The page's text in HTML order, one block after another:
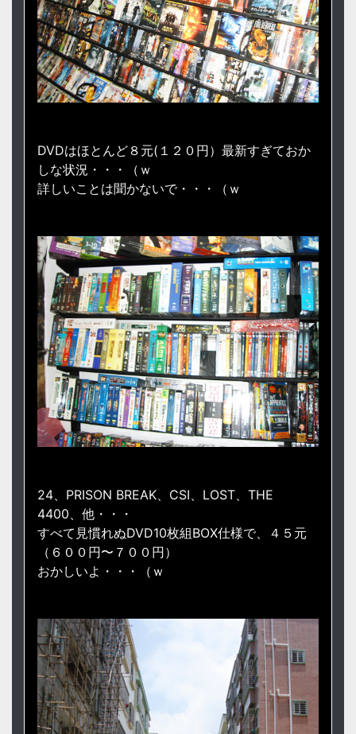
DVDはほとんど８元(１２０円）最新すぎておか
しな状況・・・（ｗ
詳しいことは聞かないで・・・（ｗ
24、PRISON BREAK、CSI、LOST、THE
4400、他・・・
すべて見慣れぬDVD10枚組BOX仕様で、４５元
（６００円〜７００円）
おかしいよ・・・（ｗ